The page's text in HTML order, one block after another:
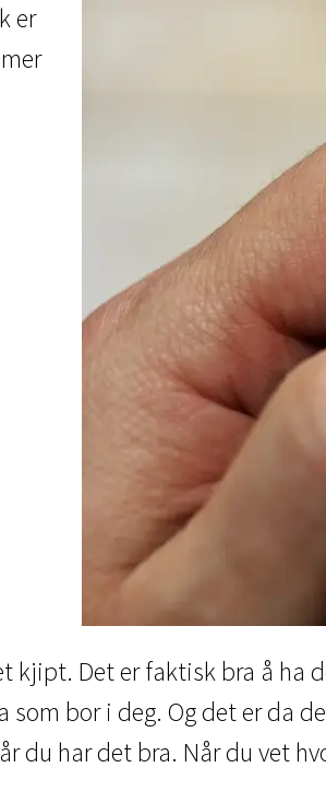
er
kjipt. Det er faktisk bra å ha
bor i deg. Og det er da
du har det bra. Når du vet